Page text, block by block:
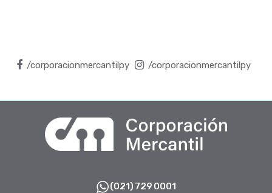
/corporacionmercantilpy /corporacionmercantilpy
(021) 729 0001